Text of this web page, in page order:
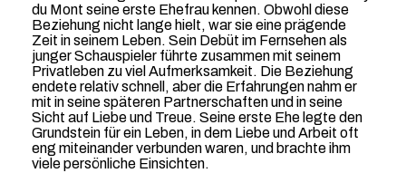
du Mont seine erste Ehefrau kennen. Obwohl diese
Beziehung nicht lange hielt, war sie eine prägende
Zeit in seinem Leben. Sein Debüt im Fernsehen als
junger Schauspieler führte zusammen mit seinem
Privatleben zu viel Aufmerksamkeit. Die Beziehung
endete relativ schnell, aber die Erfahrungen nahm er
mit in seine späteren Partnerschaften und in seine
Sicht auf Liebe und Treue. Seine erste Ehe legte den
Grundstein für ein Leben, in dem Liebe und Arbeit oft
eng miteinander verbunden waren, und brachte ihm
viele persönliche Einsichten.